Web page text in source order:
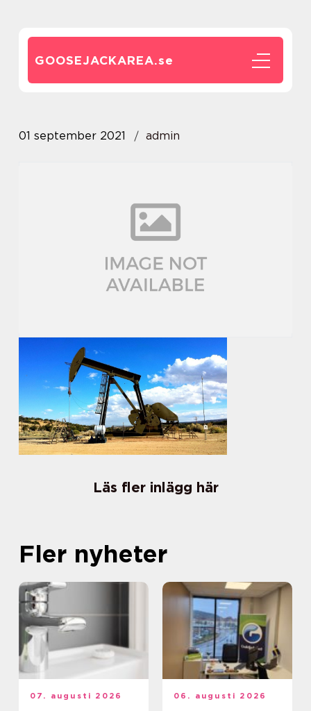
GOOSEJACKAREA.se
01 september 2021 admin
Läs fler inlägg här
Fler nyheter
07. augusti 2026 06. augusti 2026